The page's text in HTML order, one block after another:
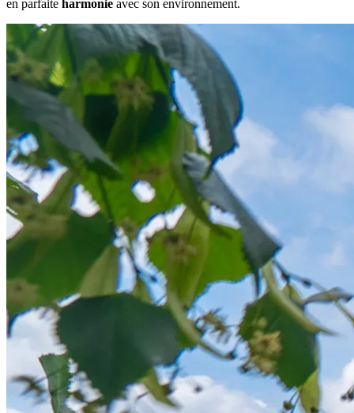
en parfaite harmonie avec son environnement.